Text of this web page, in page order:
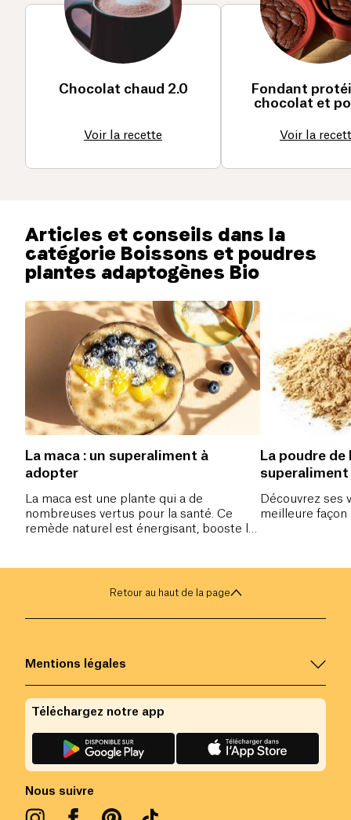
Chocolat chaud 2.0
Voir la recette
Fondant
chocolat et
Voir la
Articles et conseils dans la
catégorie Boissons et poudres
plantes adaptogènes Bio
La maca : un superaliment à
adopter
La maca est une plante qui a de
nombreuses vertus pour la santé. Ce
remède naturel est énergisant, booste la
La poudre de
superaliment
Découvrez ses
meilleure façon
Retour au haut de la page
Mentions légales
Nous suivre
Téléchargez notre app